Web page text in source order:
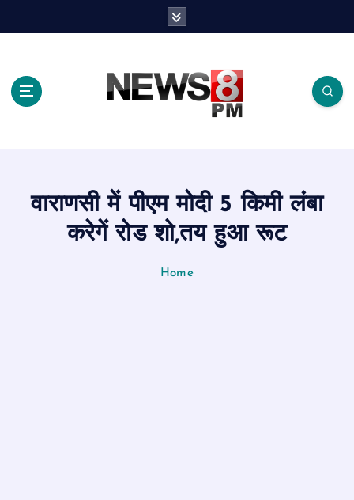
वाराणसी में पीएम मोदी 5 किमी लंबा
करेगें रोड शो,तय हुआ रूट
Home